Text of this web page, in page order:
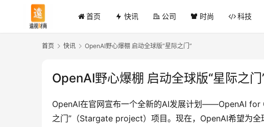
首页 快讯 公司 时尚 科技
首页 快讯 OpenAI野心爆棚 启动全球版“星际之门”
OpenAI野心爆棚 启动全球版“星际之门
OpenAI在官网宣布一个全新的AI发展计划——OpenAI for
之门”（Stargate project）项目。现在，OpenAI希望为